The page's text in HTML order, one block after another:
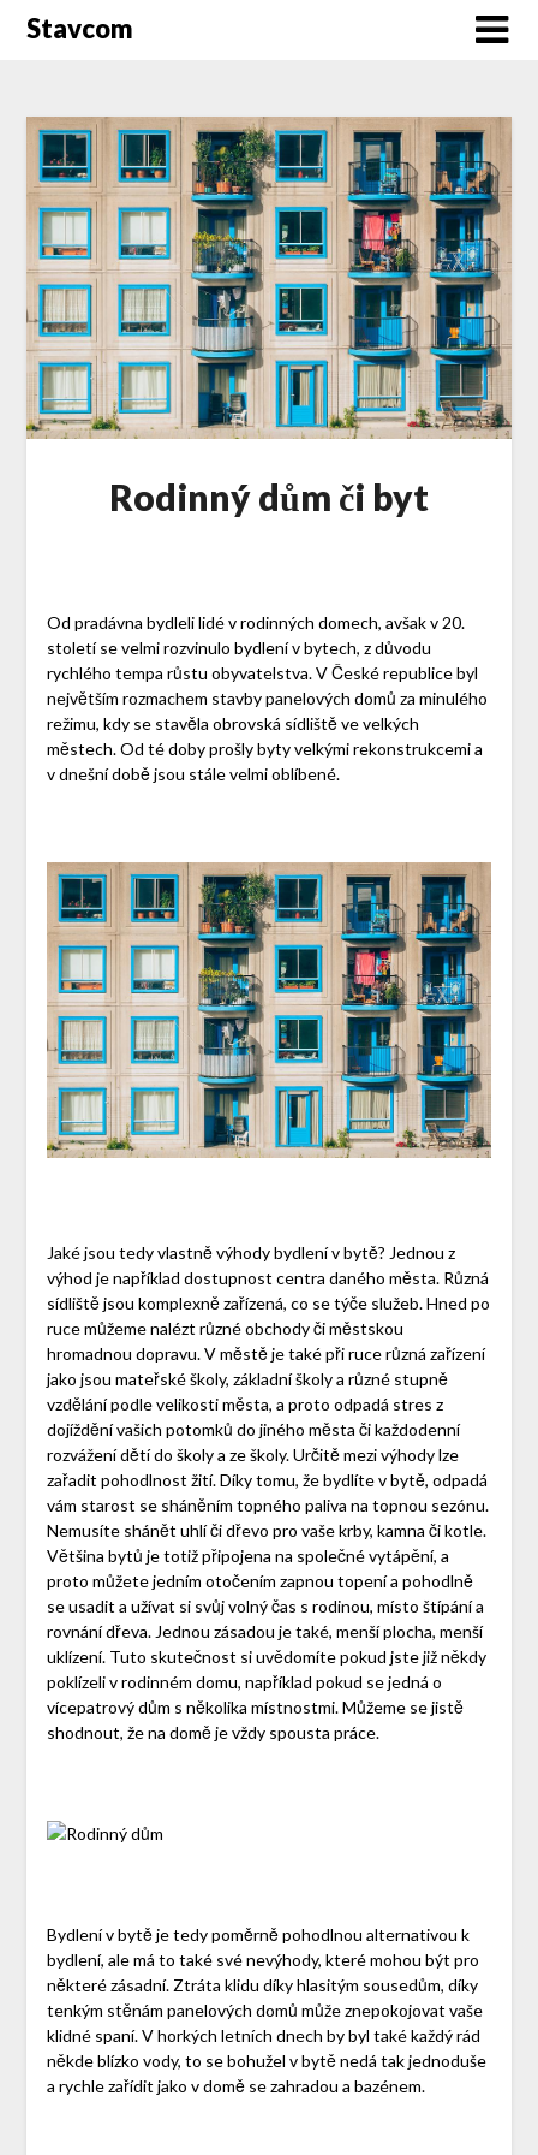
Stavcom
Rodinný dům či byt
Od pradávna bydleli lidé v rodinných domech, avšak v 20.
století se velmi rozvinulo bydlení v bytech, z důvodu
rychlého tempa růstu obyvatelstva. V České republice byl
největším rozmachem stavby panelových domů za minulého
režimu, kdy se stavěla obrovská sídliště ve velkých
městech. Od té doby prošly byty velkými rekonstrukcemi a
v dnešní době jsou stále velmi oblíbené.
Jaké jsou tedy vlastně výhody bydlení v bytě? Jednou z
výhod je například dostupnost centra daného města. Různá
sídliště jsou komplexně zařízená, co se týče služeb. Hned po
ruce můžeme nalézt různé obchody či městskou
hromadnou dopravu. V městě je také při ruce různá zařízení
jako jsou mateřské školy, základní školy a různé stupně
vzdělání podle velikosti města, a proto odpadá stres z
dojíždění vašich potomků do jiného města či každodenní
rozvážení dětí do školy a ze školy. Určitě mezi výhody lze
zařadit pohodlnost žití. Díky tomu, že bydlíte v bytě, odpadá
vám starost se sháněním topného paliva na topnou sezónu.
Nemusíte shánět uhlí či dřevo pro vaše krby, kamna či kotle.
Většina bytů je totiž připojena na společné vytápění, a
proto můžete jedním otočením zapnou topení a pohodlně
se usadit a užívat si svůj volný čas s rodinou, místo štípání a
rovnání dřeva. Jednou zásadou je také, menší plocha, menší
uklízení. Tuto skutečnost si uvědomíte pokud jste již někdy
poklízeli v rodinném domu, například pokud se jedná o
vícepatrový dům s několika místnostmi. Můžeme se jistě
shodnout, že na domě je vždy spousta práce.
Bydlení v bytě je tedy poměrně pohodlnou alternativou k
bydlení, ale má to také své nevýhody, které mohou být pro
některé zásadní. Ztráta klidu díky hlasitým sousedům, díky
tenkým stěnám panelových domů může znepokojovat vaše
klidné spaní. V horkých letních dnech by byl také každý rád
někde blízko vody, to se bohužel v bytě nedá tak jednoduše
a rychle zařídit jako v domě se zahradou a bazénem.